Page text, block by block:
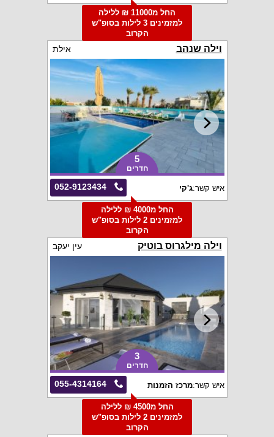
החל מ11000 ₪ ללילה
למזמינים 3 לילות בסופ"ש
הקרוב
וילה שנהב אילת
5
חדרים
052-9123434 איש קשר:ג'קי
החל מ4000 ₪ ללילה
למזמינים 2 לילות בסופ"ש
הקרוב
וילה מילגרוס בוטיק עין יעקב
3
חדרים
055-4314164 איש קשר:מרכז הזמנות
החל מ4500 ₪ ללילה
למזמינים 2 לילות בסופ"ש
הקרוב